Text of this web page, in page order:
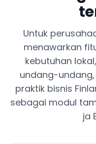
Untuk
menawarkan
kebutuhan
undang-
praktik bisnis
sebagai modul
ja